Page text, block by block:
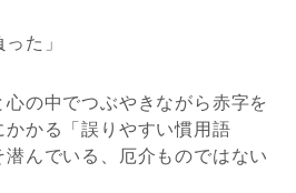
た」
の中でつぶやきながら赤字を
かる「誤りやすい慣用語
んでいる、厄介ものではない